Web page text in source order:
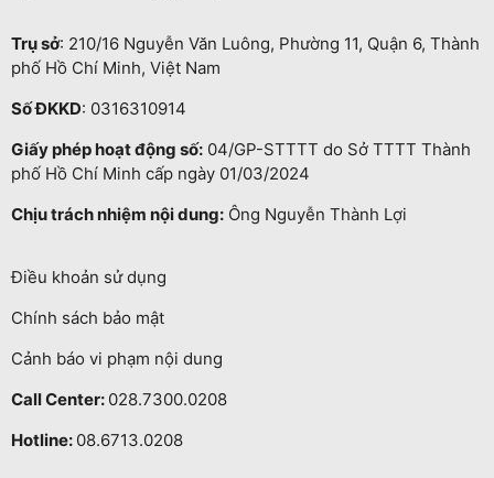
Trụ sở: 210/16 Nguyễn Văn Luông, Phường 11, Quận 6, Thành
phố Hồ Chí Minh, Việt Nam
Số ĐKKD: 0316310914
Giấy phép hoạt động số: 04/GP-STTTT do Sở TTTT Thành
phố Hồ Chí Minh cấp ngày 01/03/2024
Chịu trách nhiệm nội dung: Ông Nguyễn Thành Lợi
Điều khoản sử dụng
Chính sách bảo mật
Cảnh báo vi phạm nội dung
Call Center: 028.7300.0208
Hotline: 08.6713.0208